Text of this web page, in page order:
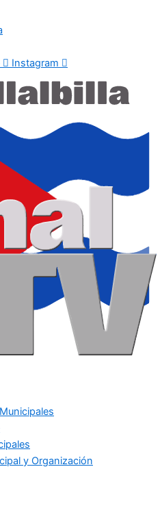
Instagram
y Organización